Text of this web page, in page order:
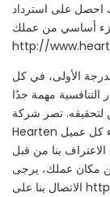
احصل على استرداد
جزء أساسي من عملك.
http://
الأولى، في كل
التنافسية مهمة جدًا
لتحقيقه. تصر شركة
Hearten على المبدأ "أولوية العميل" وتكرس جهودها لإرضاء كل عميل
بنا من قبل
عن مكان عملك، يرجى
الاتصال بنا على http //www.heartenauto.com للحصول على عرض